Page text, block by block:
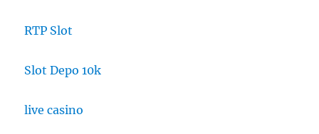
RTP Slot
Slot Depo 10k
live casino